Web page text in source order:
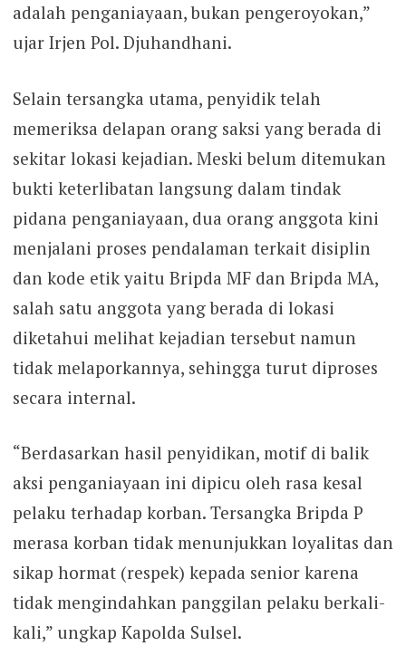
adalah penganiayaan, bukan pengeroyokan,”
ujar Irjen Pol. Djuhandhani.
Selain tersangka utama, penyidik telah
memeriksa delapan orang saksi yang berada di
sekitar lokasi kejadian. Meski belum ditemukan
bukti keterlibatan langsung dalam tindak
pidana penganiayaan, dua orang anggota kini
menjalani proses pendalaman terkait disiplin
dan kode etik yaitu Bripda MF dan Bripda MA,
salah satu anggota yang berada di lokasi
diketahui melihat kejadian tersebut namun
tidak melaporkannya, sehingga turut diproses
secara internal.
“Berdasarkan hasil penyidikan, motif di balik
aksi penganiayaan ini dipicu oleh rasa kesal
pelaku terhadap korban. Tersangka Bripda P
merasa korban tidak menunjukkan loyalitas dan
sikap hormat (respek) kepada senior karena
tidak mengindahkan panggilan pelaku berkali-
kali,” ungkap Kapolda Sulsel.